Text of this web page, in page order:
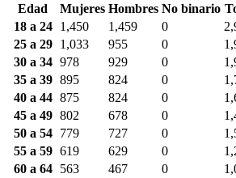
Edad
Mujeres Hombres No binario
18 a 24
1,450 1,459 0
25 a 29
1,033 955 0
30 a 34 978 929 0
35 a 39 895 824 0
40 a 44 875 824 0
45 a 49 802 678 0
50 a 54
779 727 0
55 a 59 619 629 0
60 a 64
563 467 0